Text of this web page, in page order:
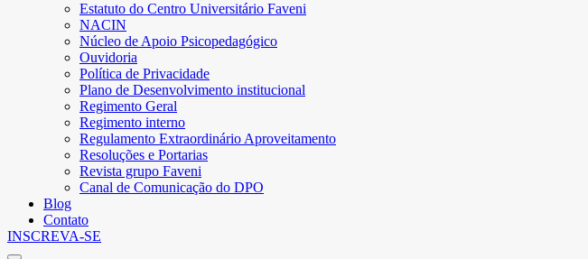
Estatuto do Centro Universitário Faveni
NACIN
Núcleo de Apoio Psicopedagógico
Ouvidoria
Política de Privacidade
Plano de Desenvolvimento institucional
Regimento Geral
Regimento interno
Regulamento Extraordinário Aproveitamento
Resoluções e Portarias
Revista grupo Faveni
Canal de Comunicação do DPO
Blog
Contato
INSCREVA-SE